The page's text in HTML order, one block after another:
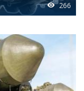
266